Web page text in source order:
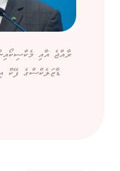
ރާއްޖެ އާއި
ޑާޒަލެކްސްގެ ފޭކް